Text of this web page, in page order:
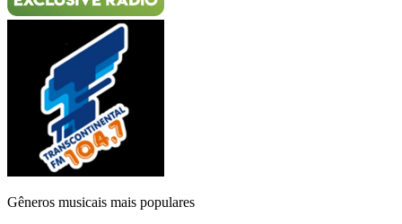
Gêneros musicais mais populares